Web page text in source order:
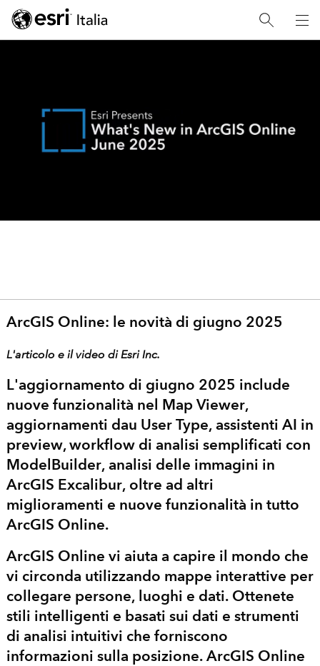
ArcGIS Online: le novità di giugno 2025
L'articolo e il video di Esri Inc.
L'aggiornamento di giugno 2025 include
nuove funzionalità nel Map Viewer,
aggiornamenti dau User Type, assistenti AI in
preview, workflow di analisi semplificati con
ModelBuilder, analisi delle immagini in
ArcGIS Excalibur, oltre ad altri
miglioramenti e nuove funzionalità in tutto
ArcGIS Online.
ArcGIS Online vi aiuta a capire il mondo che
vi circonda utilizzando mappe interattive per
collegare persone, luoghi e dati. Ottenete
stili intelligenti e basati sui dati e strumenti
di analisi intuitivi che forniscono
informazioni sulla posizione. ArcGIS Online